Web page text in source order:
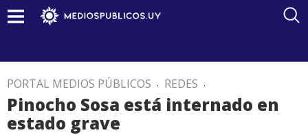
PORTAL MEDIOS PÚBLICOS . REDES .
Pinocho Sosa está internado en
estado grave